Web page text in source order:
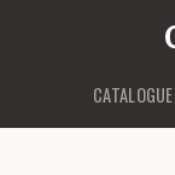
CATALOGUE